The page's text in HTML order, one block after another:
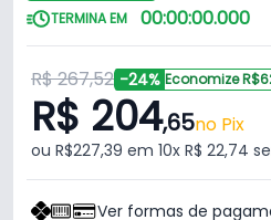
TERMINA EM 00:00:00.000
R$ 267,52 -24% Economize
R$ 204,65no Pix
ou R$227,39 em 10x R$ 22,74
Ver formas de